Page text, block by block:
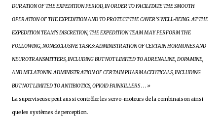
DURATION OF THE EXPEDITION PERIOD, IN ORDER TO FACILITATE THE SMOOTH
OPERATION OF THE EXPEDITION AND TO PROTECT THE CAVER’S WELL-BEING. AT THE
EXPEDITION TEAM’S DISCRETION, THE EXPEDITION TEAM MAY PERFORM THE
FOLLOWING, NONEXCLUSIVE TASKS: ADMINISTRATION OF CERTAIN HORMONES AND
NEUROTRANSMITTERS, INCLUDING BUT NOT LIMITED TO ADRENALINE, DOPAMINE,
AND MELATONIN. ADMINISTRATION OF CERTAIN PHARMACEUTICALS, INCLUDING
BUT NOT LIMITED TO ANTIBIOTICS, OPIOID PAINKILLERS . . . »
La superviseuse peut aussi contrôler les servo-moteurs de la combinaison ainsi
que les systèmes de perception.